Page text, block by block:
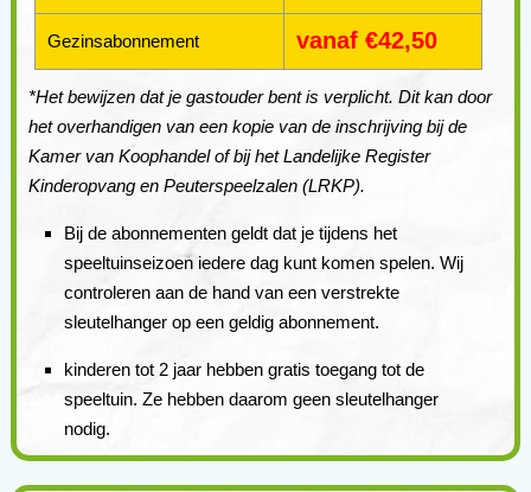
Gezinsabonnement vanaf €42,50
*Het bewijzen dat je gastouder bent is verplicht. Dit kan door
het overhandigen van een kopie van de inschrijving bij de
Kamer van Koophandel of bij het Landelijke Register
Kinderopvang en Peuterspeelzalen (LRKP).
Bij de abonnementen geldt dat je tijdens het
speeltuinseizoen iedere dag kunt komen spelen. Wij
controleren aan de hand van een verstrekte
sleutelhanger op een geldig abonnement.
kinderen tot 2 jaar hebben gratis toegang tot de
speeltuin. Ze hebben daarom geen sleutelhanger
nodig.